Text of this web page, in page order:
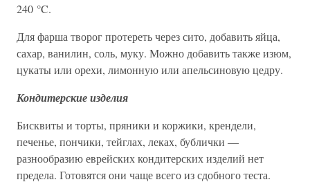
240 °C.
Для фарша творог протереть через сито, добавить яйца,
сахар, ванилин, соль, муку. Можно добавить также изюм,
цукаты или орехи, лимонную или апельсиновую цедру.
Кондитерские изделия
Бисквиты и торты, пряники и коржики, крендели,
печенье, пончики, тейглах, леках, бублички —
разнообразию еврейских кондитерских изделий нет
предела. Готовятся они чаще всего из сдобного теста.